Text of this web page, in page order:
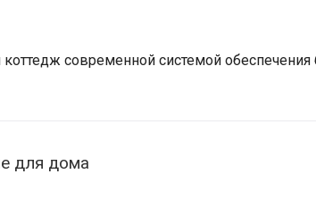
современной системой обеспечения
для дома